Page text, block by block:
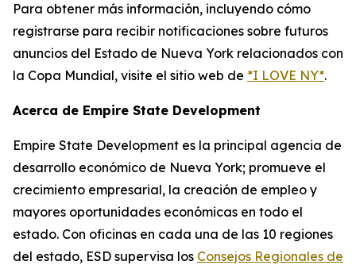
Para obtener más información, incluyendo cómo
registrarse para recibir notificaciones sobre futuros
anuncios del Estado de Nueva York relacionados con
la Copa Mundial, visite el sitio web de *I LOVE NY*.
Acerca de Empire State Development
Empire State Development es la principal agencia de
desarrollo económico de Nueva York; promueve el
crecimiento empresarial, la creación de empleo y
mayores oportunidades económicas en todo el
estado. Con oficinas en cada una de las 10 regiones
del estado, ESD supervisa los Consejos Regionales de